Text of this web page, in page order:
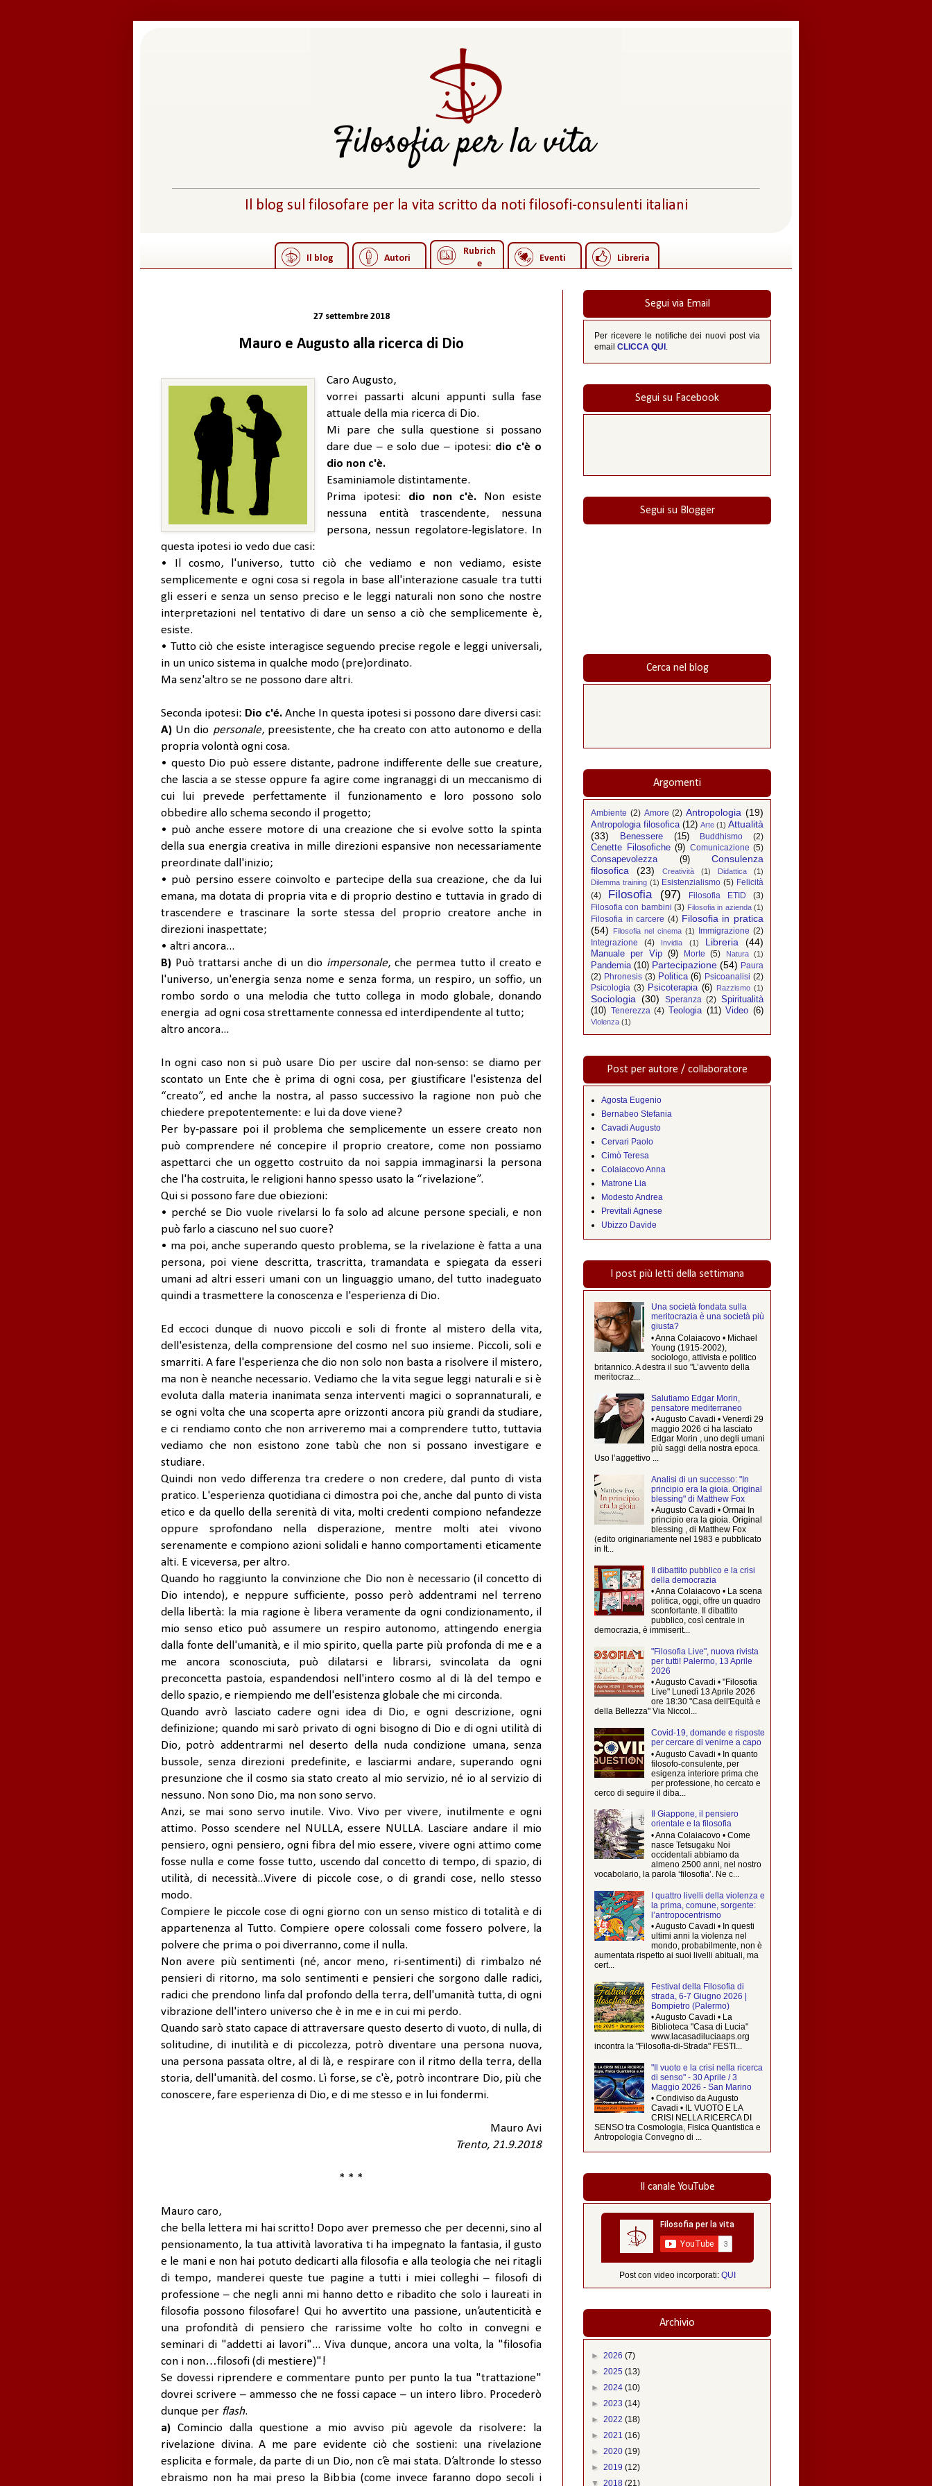
Il blog sul filosofare per la vita scritto da noti filosofi-consulenti italiani
Il blog Autori
Rubrich
e
Eventi Libreria
27 settembre 2018
Mauro e Augusto alla ricerca di Dio
Caro Augusto,
vorrei passarti alcuni appunti sulla fase
attuale della mia ricerca di Dio.
Mi pare che sulla questione si possano
dare due – e solo due – ipotesi: dio c'è o
dio non c'è.
Esaminiamole distintamente.
Prima ipotesi: dio non c'è. Non esiste
nessuna entità trascendente, nessuna
persona, nessun regolatore-legislatore. In
questa ipotesi io vedo due casi:
• Il cosmo, l'universo, tutto ciò che vediamo e non vediamo, esiste
semplicemente e ogni cosa si regola in base all'interazione casuale tra tutti
gli esseri e senza un senso preciso e le leggi naturali non sono che nostre
interpretazioni nel tentativo di dare un senso a ciò che semplicemente è,
esiste.
• Tutto ciò che esiste interagisce seguendo precise regole e leggi universali,
in un unico sistema in qualche modo (pre)ordinato.
Ma senz'altro se ne possono dare altri.
Seconda ipotesi: Dio c'é. Anche In questa ipotesi si possono dare diversi casi:
A) Un dio personale, preesistente, che ha creato con atto autonomo e della
propria volontà ogni cosa.
• questo Dio può essere distante, padrone indifferente delle sue creature,
che lascia a se stesse oppure fa agire come ingranaggi di un meccanismo di
cui lui prevede perfettamente il funzionamento e loro possono solo
obbedire allo schema secondo il progetto;
• può anche essere motore di una creazione che si evolve sotto la spinta
della sua energia creativa in mille direzioni espansive non necessariamente
preordinate dall'inizio;
• può persino essere coinvolto e partecipe della sua creazione, che da lui
emana, ma dotata di propria vita e di proprio destino e tuttavia in grado di
trascendere e trascinare la sorte stessa del proprio creatore anche in
direzioni inaspettate;
• altri ancora...
B) Può trattarsi anche di un dio impersonale, che permea tutto il creato e
l'universo, un'energia senza nome e senza forma, un respiro, un soffio, un
rombo sordo o una melodia che tutto collega in modo globale, donando
energia ad ogni cosa strettamente connessa ed interdipendente al tutto;
altro ancora...
In ogni caso non si può usare Dio per uscire dal non-senso: se diamo per
scontato un Ente che è prima di ogni cosa, per giustificare l'esistenza del
“creato”, ed anche la nostra, al passo successivo la ragione non può che
chiedere prepotentemente: e lui da dove viene?
Per by-passare poi il problema che semplicemente un essere creato non
può comprendere né concepire il proprio creatore, come non possiamo
aspettarci che un oggetto costruito da noi sappia immaginarsi la persona
che l'ha costruita, le religioni hanno spesso usato la “rivelazione”.
Qui si possono fare due obiezioni:
• perché se Dio vuole rivelarsi lo fa solo ad alcune persone speciali, e non
può farlo a ciascuno nel suo cuore?
• ma poi, anche superando questo problema, se la rivelazione è fatta a una
persona, poi viene descritta, trascritta, tramandata e spiegata da esseri
umani ad altri esseri umani con un linguaggio umano, del tutto inadeguato
quindi a trasmettere la conoscenza e l'esperienza di Dio.
Ed eccoci dunque di nuovo piccoli e soli di fronte al mistero della vita,
dell'esistenza, della comprensione del cosmo nel suo insieme. Piccoli, soli e
smarriti. A fare l'esperienza che dio non solo non basta a risolvere il mistero,
ma non è neanche necessario. Vediamo che la vita segue leggi naturali e si è
evoluta dalla materia inanimata senza interventi magici o soprannaturali, e
se ogni volta che una scoperta apre orizzonti ancora più grandi da studiare,
e ci rendiamo conto che non arriveremo mai a comprendere tutto, tuttavia
vediamo che non esistono zone tabù che non si possano investigare e
studiare.
Quindi non vedo differenza tra credere o non credere, dal punto di vista
pratico. L'esperienza quotidiana ci dimostra poi che, anche dal punto di vista
etico e da quello della serenità di vita, molti credenti compiono nefandezze
oppure sprofondano nella disperazione, mentre molti atei vivono
serenamente e compiono azioni solidali e hanno comportamenti eticamente
alti. E viceversa, per altro.
Quando ho raggiunto la convinzione che Dio non è necessario (il concetto di
Dio intendo), e neppure sufficiente, posso però addentrami nel terreno
della libertà: la mia ragione è libera veramente da ogni condizionamento, il
mio senso etico può assumere un respiro autonomo, attingendo energia
dalla fonte dell'umanità, e il mio spirito, quella parte più profonda di me e a
me ancora sconosciuta, può dilatarsi e librarsi, svincolata da ogni
preconcetta pastoia, espandendosi nell'intero cosmo al di là del tempo e
dello spazio, e riempiendo me dell'esistenza globale che mi circonda.
Quando avrò lasciato cadere ogni idea di Dio, e ogni descrizione, ogni
definizione; quando mi sarò privato di ogni bisogno di Dio e di ogni utilità di
Dio, potrò addentrarmi nel deserto della nuda condizione umana, senza
bussole, senza direzioni predefinite, e lasciarmi andare, superando ogni
presunzione che il cosmo sia stato creato al mio servizio, né io al servizio di
nessuno. Non sono Dio, ma non sono servo.
Anzi, se mai sono servo inutile. Vivo. Vivo per vivere, inutilmente e ogni
attimo. Posso scendere nel NULLA, essere NULLA. Lasciare andare il mio
pensiero, ogni pensiero, ogni fibra del mio essere, vivere ogni attimo come
fosse nulla e come fosse tutto, uscendo dal concetto di tempo, di spazio, di
utilità, di necessità...Vivere di piccole cose, o di grandi cose, nello stesso
modo.
Compiere le piccole cose di ogni giorno con un senso mistico di totalità e di
appartenenza al Tutto. Compiere opere colossali come fossero polvere, la
polvere che prima o poi diverranno, come il nulla.
Non avere più sentimenti (né, ancor meno, ri-sentimenti) di rimbalzo né
pensieri di ritorno, ma solo sentimenti e pensieri che sorgono dalle radici,
radici che prendono linfa dal profondo della terra, dell'umanità tutta, di ogni
vibrazione dell'intero universo che è in me e in cui mi perdo.
Quando sarò stato capace di attraversare questo deserto di vuoto, di nulla, di
solitudine, di inutilità e di piccolezza, potrò diventare una persona nuova,
una persona passata oltre, al di là, e respirare con il ritmo della terra, della
storia, dell'umanità. del cosmo. Lì forse, se c'è, potrò incontrare Dio, più che
conoscere, fare esperienza di Dio, e di me stesso e in lui fondermi.
Mauro Avi
Trento, 21.9.2018
* * *
Mauro caro,
che bella lettera mi hai scritto! Dopo aver premesso che per decenni, sino al
pensionamento, la tua attività lavorativa ti ha impegnato la fantasia, il gusto
e le mani e non hai potuto dedicarti alla filosofia e alla teologia che nei ritagli
di tempo, manderei queste tue pagine a tutti i miei colleghi – filosofi di
professione – che negli anni mi hanno detto e ribadito che solo i laureati in
filosofia possono filosofare! Qui ho avvertito una passione, un’autenticità e
una profondità di pensiero che rarissime volte ho colto in convegni e
seminari di "addetti ai lavori"... Viva dunque, ancora una volta, la "filosofia
con i non…filosofi (di mestiere)"!
Se dovessi riprendere e commentare punto per punto la tua "trattazione"
dovrei scrivere – ammesso che ne fossi capace – un intero libro. Procederò
dunque per flash.
a) Comincio dalla questione a mio avviso più agevole da risolvere: la
rivelazione divina. A me pare evidente ciò che sostieni: una rivelazione
esplicita e formale, da parte di un Dio, non c’è mai stata. D’altronde lo stesso
ebraismo non ha mai preso la Bibbia (come invece faranno dopo secoli i
Segui via Email
Per ricevere le notifiche dei nuovi post via
email CLICCA QUI .
Segui su Facebook
Segui su Blogger
Cerca nel blog
Argomenti
Ambiente (2) Amore (2) Antropologia (19)
Antropologia filosofica (12) Arte (1) Attualità
(33)
Benessere (15) Buddhismo (2)
Cenette Filosofiche (9) Comunicazione (5)
Consapevolezza (9)
Consulenza
filosofica
(23) Creatività (1) Didattica
(1)
Dilemma training (1) Esistenzialismo (5) Felicità
(4)
Filosofia (97) Filosofia ETID
(3)
Filosofia con bambini (3) Filosofia in azienda (1)
Filosofia in carcere (4) Filosofia in pratica
(54)
Filosofia nel cinema (1) Immigrazione (2)
Integrazione
(4) Invidia (1) Libreria (44)
Manuale per Vip (9) Morte (5) Natura (1)
Pandemia (10) Partecipazione (54) Paura
(2) Phronesis (3) Politica (6) Psicoanalisi (2)
Psicologia (3) Psicoterapia (6) Razzismo (1)
Sociologia (30) Speranza (2) Spiritualità
(10) Tenerezza (4) Teologia (11) Video (6)
Violenza (1)
Post per autore / collaboratore
Agosta Eugenio
Bernabeo Stefania
Cavadi Augusto
Cervari Paolo
Cimò Teresa
Colaiacovo Anna
Matrone Lia
Modesto Andrea
Previtali Agnese
Ubizzo Davide
I post più letti della settimana
Una società fondata sulla
meritocrazia è una società più
giusta?
• Anna Colaiacovo • Michael
Young (1915-2002),
sociologo, attivista e politico
britannico. A destra il suo "L’avvento della
meritocraz...
Salutiamo Edgar Morin,
pensatore mediterraneo
• Augusto Cavadi • Venerdì 29
maggio 2026 ci ha lasciato
Edgar Morin , uno degli umani
più saggi della nostra epoca.
Uso l’aggettivo ...
Analisi di un successo: "In
principio era la gioia. Original
blessing" di Matthew Fox
• Augusto Cavadi • Ormai In
principio era la gioia. Original
blessing , di Matthew Fox
(edito originariamente nel 1983 e pubblicato
in It...
Il dibattito pubblico e la crisi
della democrazia
• Anna Colaiacovo • La scena
politica, oggi, offre un quadro
sconfortante. Il dibattito
pubblico, così centrale in
democrazia, è immiserit...
"Filosofia Live", nuova rivista
per tutti! Palermo, 13 Aprile
2026
• Augusto Cavadi • "Filosofia
Live" Lunedì 13 Aprile 2026
ore 18:30 "Casa dell'Equità e
della Bellezza" Via Niccol...
Covid-19, domande e risposte
per cercare di venirne a capo
• Augusto Cavadi • In quanto
filosofo-consulente, per
esigenza interiore prima che
per professione, ho cercato e
cerco di seguire il diba...
Il Giappone, il pensiero
orientale e la filosofia
• Anna Colaiacovo • Come
nasce Tetsugaku Noi
occidentali abbiamo da
almeno 2500 anni, nel nostro
vocabolario, la parola ‘filosofia’. Ne c...
I quattro livelli della violenza e
la prima, comune, sorgente:
l’antropocentrismo
• Augusto Cavadi • In questi
ultimi anni la violenza nel
mondo, probabilmente, non è
aumentata rispetto ai suoi livelli abituali, ma
cert...
Festival della Filosofia di
strada, 6-7 Giugno 2026 |
Bompietro (Palermo)
• Augusto Cavadi • La
Biblioteca "Casa di Lucia"
www.lacasadiluciaaps.org
incontra la "Filosofia-di-Strada" FESTI...
"Il vuoto e la crisi nella ricerca
di senso" - 30 Aprile / 3
Maggio 2026 - San Marino
• Condiviso da Augusto
Cavadi • IL VUOTO E LA
CRISI NELLA RICERCA DI
SENSO tra Cosmologia, Fisica Quantistica e
Antropologia Convegno di ...
Il canale YouTube
Post con video incorporati: QUI
Archivio
► 2026 (7)
► 2025 (13)
► 2024 (10)
► 2023 (14)
► 2022 (18)
► 2021 (16)
► 2020 (19)
► 2019 (12)
▼ 2018 (21)